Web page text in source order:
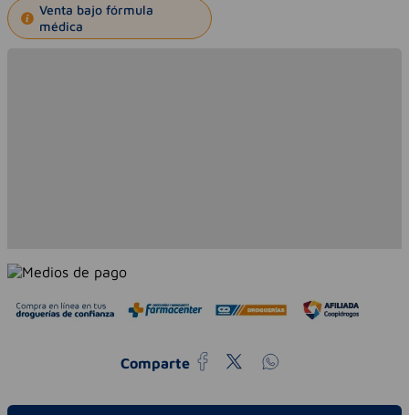
Venta bajo fórmula
médica
Comparte